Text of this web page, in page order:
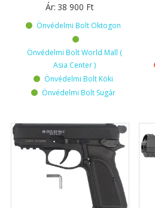
Ár: 38 900 Ft
Önvédelmi Bolt Oktogon
Önvédelmi Bolt World Mall (
Asia Center )
Önvédelmi Bolt Köki
Önvédelmi Bolt Sugár